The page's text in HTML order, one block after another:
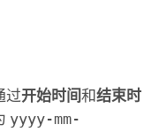
过开始时间和结束时
yyyy-mm-